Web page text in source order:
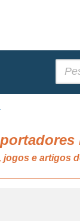
e artigos